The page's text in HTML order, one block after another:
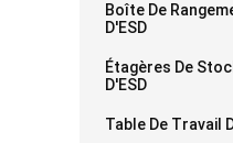
Boîte De
D'ESD
Étagères De
D'ESD
Table De Travail